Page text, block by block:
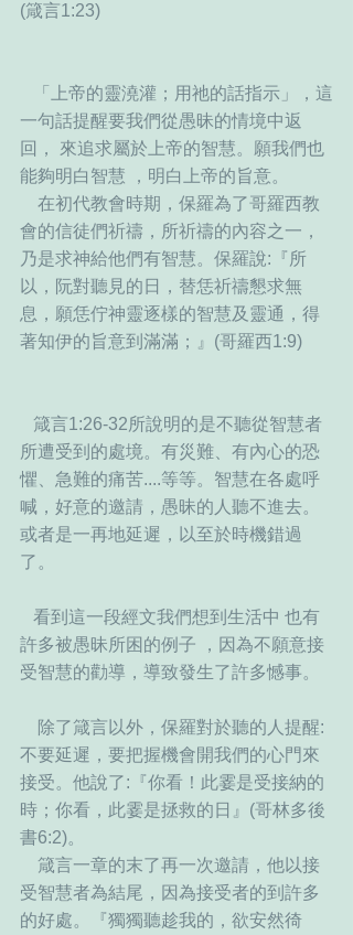
(箴言1:23)
一句話提醒要我們從愚昧的情境中返
回， 來追求屬於上帝的智慧。願我們也
能夠明白智慧 ，明白上帝的旨意。
會的信徒們祈禱，所祈禱的內容之一，
乃是求神給他們有智慧。保羅說:『所
以，阮對聽見的日，替恁祈禱懇求無
息，願恁佇神靈逐樣的智慧及靈通，得
著知伊的旨意到滿滿；』(哥羅西1:9)
所遭受到的處境。有災難、有內心的恐
懼、急難的痛苦....等等。智慧在各處呼
喊，好意的邀請，愚昧的人聽不進去。
或者是一再地延遲，以至於時機錯過
了。
許多被愚昧所困的例子 ，因為不願意接
受智慧的勸導，導致發生了許多憾事。
不要延遲，要把握機會開我們的心門來
接受。他說了:『你看！此霎是受接納的
時；你看，此霎是拯救的日』(哥林多後
書6:2)。
受智慧者為結尾，因為接受者的到許多
的好處。『獨獨聽趁我的，欲安然徛